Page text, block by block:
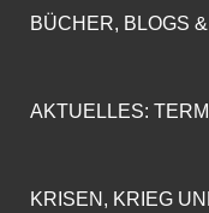
BÜCHER, BLOGS
AKTUELLES:
KRISEN, KRIEG